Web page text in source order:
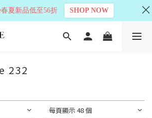
232
每頁顯示 48 個
春夏新品低至56折 SHOP NOW